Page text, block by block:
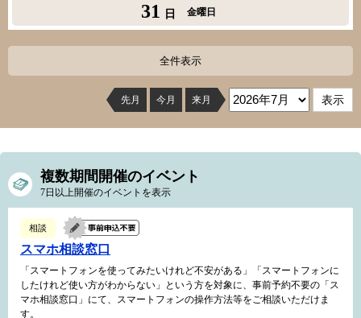
31 日 金曜日
全件表示
先月 今月 来月
複数期間開催のイベント
7日以上開催のイベントを表示
相談
スマホ相談窓口
「スマートフォンを使ってみたいけれど不安がある」「スマートフォンに
したけれど使い方がわからない」という方を対象に、事前予約不要の「ス
マホ相談窓口」にて、スマートフォンの操作方法等をご相談いただけま
す。